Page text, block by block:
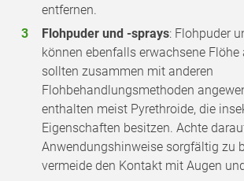
entfernen.
Flohpuder und -sprays: Flohpuder
können ebenfalls erwachsene Flöhe
sollten zusammen mit anderen
Flohbehandlungsmethoden
enthalten meist Pyrethroide, die
Eigenschaften besitzen. Achte
Anwendungshinweise sorgfältig zu
vermeide den Kontakt mit Augen